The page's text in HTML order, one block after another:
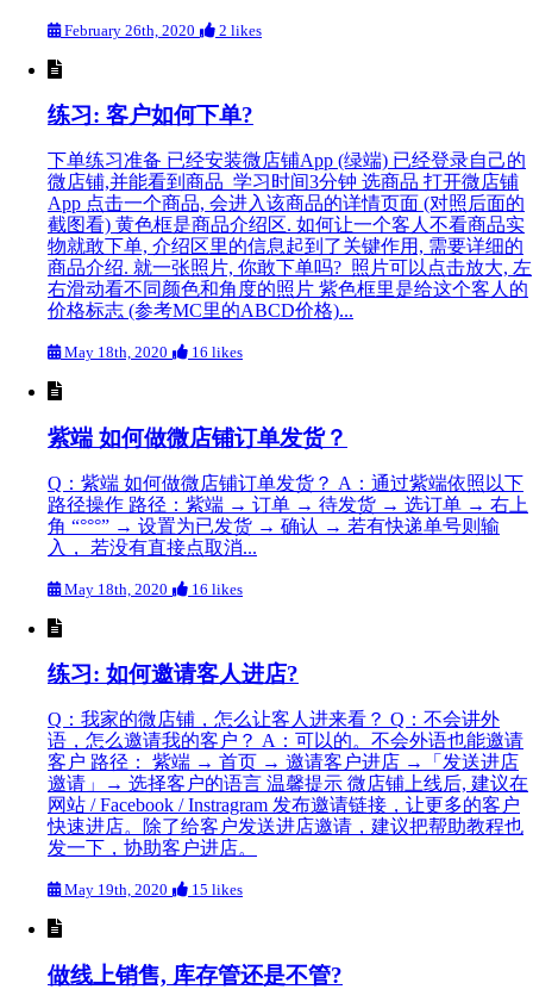
February 26th, 2020 2 likes
练习: 客户如何下单?
下单练习准备 已经安装微店铺App (绿端) 已经登录自己的
微店铺,并能看到商品 学习时间3分钟 选商品 打开微店铺
App 点击一个商品, 会进入该商品的详情页面 (对照后面的
截图看) 黄色框是商品介绍区. 如何让一个客人不看商品实
物就敢下单, 介绍区里的信息起到了关键作用, 需要详细的
商品介绍. 就一张照片, 你敢下单吗? 照片可以点击放大, 左
右滑动看不同颜色和角度的照片 紫色框里是给这个客人的
价格标志 (参考MC里的ABCD价格)...
May 18th, 2020 16 likes
紫端 如何做微店铺订单发货？
Q：紫端 如何做微店铺订单发货？ A：通过紫端依照以下
路径操作 路径：紫端 → 订单 → 待发货 → 选订单 → 右上
角 “°°°” → 设置为已发货 → 确认 → 若有快递单号则输
入， 若没有直接点取消...
May 18th, 2020 16 likes
练习: 如何邀请客人进店?
Q：我家的微店铺，怎么让客人进来看？ Q：不会讲外
语，怎么邀请我的客户？ A：可以的。不会外语也能邀请
客户 路径： 紫端 → 首页 → 邀请客户进店 →「发送进店
邀请」→ 选择客户的语言 温馨提示 微店铺上线后, 建议在
网站 / Facebook / Instragram 发布邀请链接，让更多的客户
快速进店。除了给客户发送进店邀请，建议把帮助教程也
发一下，协助客户进店。
May 19th, 2020 15 likes
做线上销售, 库存管还是不管?